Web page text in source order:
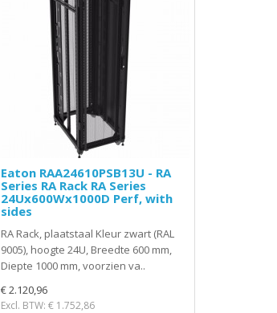
Eaton RAA24610PSB13U - RA
Series RA Rack RA Series
24Ux600Wx1000D Perf, with
sides
RA Rack, plaatstaal Kleur zwart (RAL
9005), hoogte 24U, Breedte 600 mm,
Diepte 1000 mm, voorzien va..
€ 2.120,96
Excl. BTW: € 1.752,86